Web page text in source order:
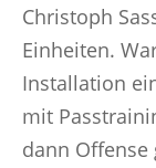
Christoph
Einheiten.
Installation
mit
dann Offense